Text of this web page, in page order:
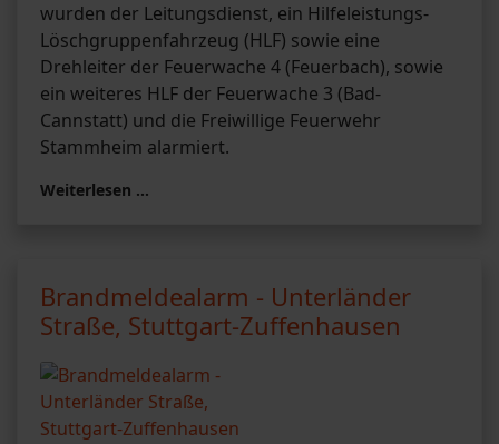
wurden der Leitungsdienst, ein Hilfeleistungs-
Löschgruppenfahrzeug (HLF) sowie eine
Drehleiter der Feuerwache 4 (Feuerbach), sowie
ein weiteres HLF der Feuerwache 3 (Bad-
Cannstatt) und die Freiwillige Feuerwehr
Stammheim alarmiert.
Weiterlesen …
Brandmeldealarm - Unterländer
Straße, Stuttgart-Zuffenhausen